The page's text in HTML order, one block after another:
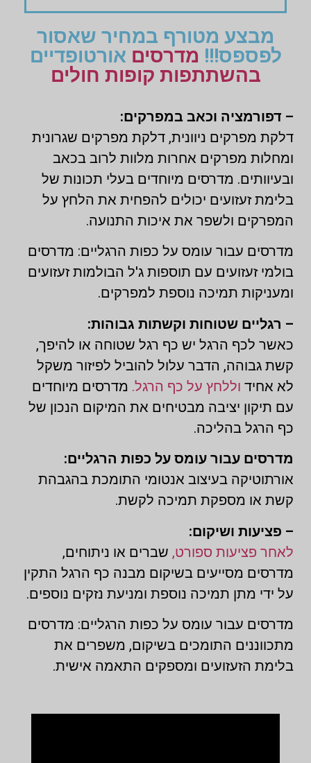
מבצע מטורף במחיר שאסור
לפספס!!! מדרסים אורטופדיים
בהשתתפות קופות חולים
– דפורמציה וכאב במפרקים:
דלקת מפרקים ניוונית, דלקת מפרקים שגרונית
ומחלות מפרקים אחרות מלוות לרוב בכאב
ובעיוותים. מדרסים מיוחדים בעלי תכונות של
בלימת זעזועים יכולים להפחית את הלחץ על
המפרקים ולשפר את איכות התנועה.
מדרסים עבור עומס על כפות הרגליים: מדרסים
בולמי זעזועים עם תוספות ג'ל הבולמות זעזועים
ומעניקות תמיכה נוספת למפרקים.
– רגליים שטוחות וקשתות גבוהות:
כאשר לכף הרגל יש כף רגל שטוחה או להיפך,
קשת גבוהה, הדבר עלול להוביל לפיזור משקל
לא אחיד וללחץ על כף הרגל. מדרסים מיוחדים
עם תיקון יציבה מבטיחים את המיקום הנכון של
כף הרגל בהליכה.
מדרסים עבור עומס על כפות הרגליים:
אורתוטיקה בעיצוב אנטומי התומכת בהגבהת
קשת או מספקת תמיכה לקשת.
– פציעות ושיקום:
לאחר פציעות ספורט, שברים או ניתוחים,
מדרסים מסייעים בשיקום מבנה כף הרגל התקין
על ידי מתן תמיכה נוספת ומניעת נזקים נוספים.
מדרסים עבור עומס על כפות הרגליים: מדרסים
מתכווננים התומכים בשיקום, משפרים את
בלימת הזעזועים ומספקים התאמה אישית.